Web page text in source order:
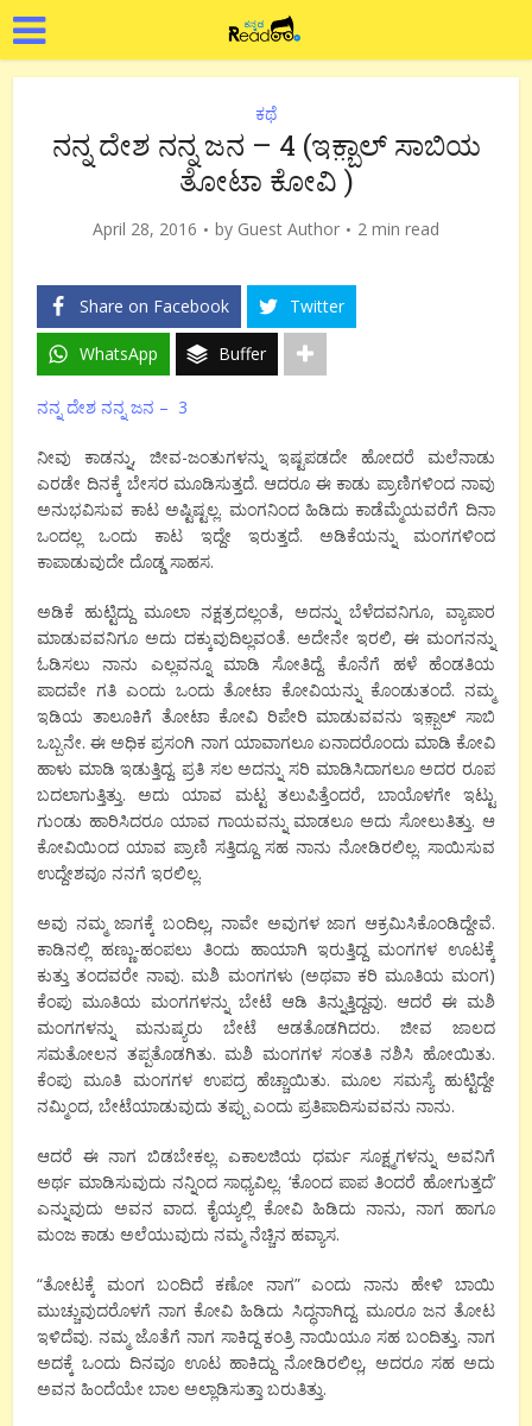
ಕಥೆ
ನನ್ನ ದೇಶ ನನ್ನ ಜನ – 4 (ಇಕ಼್ಬಾಲ್ ಸಾಬಿಯ
ತೋಟಾ ಕೋವಿ )
April 28, 2016 by Guest Author 2 min read
Share on Facebook Twitter
WhatsApp Buffer
ನನ್ನ ದೇಶ ನನ್ನ ಜನ – 3
ನೀವು ಕಾಡನ್ನು, ಜೀವ-ಜಂತುಗಳನ್ನು ಇಷ್ಟಪಡದೇ ಹೋದರೆ ಮಲೆನಾಡು
ಎರಡೇ ದಿನಕ್ಕೆ ಬೇಸರ ಮೂಡಿಸುತ್ತದೆ. ಆದರೂ ಈ ಕಾಡು ಪ್ರಾಣಿಗಳಿಂದ ನಾವು
ಅನುಭವಿಸುವ ಕಾಟ ಅಷ್ಟಿಷ್ಟಲ್ಲ. ಮಂಗನಿಂದ ಹಿಡಿದು ಕಾಡೆಮ್ಮೆಯವರೆಗೆ ದಿನಾ
ಒಂದಲ್ಲ ಒಂದು ಕಾಟ ಇದ್ದೇ ಇರುತ್ತದೆ. ಅಡಿಕೆಯನ್ನು ಮಂಗಗಳಿಂದ
ಕಾಪಾಡುವುದೇ ದೊಡ್ಡ ಸಾಹಸ.
ಅಡಿಕೆ ಹುಟ್ಟಿದ್ದು ಮೂಲಾ ನಕ್ಷತ್ರದಲ್ಲಂತೆ, ಅದನ್ನು ಬೆಳೆದವನಿಗೂ, ವ್ಯಾಪಾರ
ಮಾಡುವವನಿಗೂ ಅದು ದಕ್ಕುವುದಿಲ್ಲವಂತೆ. ಅದೇನೇ ಇರಲಿ, ಈ ಮಂಗನನ್ನು
ಓಡಿಸಲು ನಾನು ಎಲ್ಲವನ್ನೂ ಮಾಡಿ ಸೋತಿದ್ದೆ. ಕೊನೆಗೆ ಹಳೆ ಹೆಂಡತಿಯ
ಪಾದವೇ ಗತಿ ಎಂದು ಒಂದು ತೋಟಾ ಕೋವಿಯನ್ನು ಕೊಂಡುತಂದೆ. ನಮ್ಮ
ಇಡಿಯ ತಾಲೂಕಿಗೆ ತೋಟಾ ಕೋವಿ ರಿಪೇರಿ ಮಾಡುವವನು ಇಕ಼್ಬಾಲ್ ಸಾಬಿ
ಒಬ್ಬನೇ. ಈ ಅಧಿಕ ಪ್ರಸಂಗಿ ನಾಗ ಯಾವಾಗಲೂ ಏನಾದರೊಂದು ಮಾಡಿ ಕೋವಿ
ಹಾಳು ಮಾಡಿ ಇಡುತ್ತಿದ್ದ. ಪ್ರತಿ ಸಲ ಅದನ್ನು ಸರಿ ಮಾಡಿಸಿದಾಗಲೂ ಅದರ ರೂಪ
ಬದಲಾಗುತ್ತಿತ್ತು. ಅದು ಯಾವ ಮಟ್ಟ ತಲುಪಿತ್ತೆಂದರೆ, ಬಾಯೊಳಗೇ ಇಟ್ಟು
ಗುಂಡು ಹಾರಿಸಿದರೂ ಯಾವ ಗಾಯವನ್ನು ಮಾಡಲೂ ಅದು ಸೋಲುತಿತ್ತು. ಆ
ಕೋವಿಯಿಂದ ಯಾವ ಪ್ರಾಣಿ ಸತ್ತಿದ್ದೂ ಸಹ ನಾನು ನೋಡಿರಲಿಲ್ಲ. ಸಾಯಿಸುವ
ಉದ್ದೇಶವೂ ನನಗೆ ಇರಲಿಲ್ಲ.
ಅವು ನಮ್ಮ ಜಾಗಕ್ಕೆ ಬಂದಿಲ್ಲ, ನಾವೇ ಅವುಗಳ ಜಾಗ ಆಕ್ರಮಿಸಿಕೊಂಡಿದ್ದೇವೆ.
ಕಾಡಿನಲ್ಲಿ ಹಣ್ಣು-ಹಂಪಲು ತಿಂದು ಹಾಯಾಗಿ ಇರುತ್ತಿದ್ದ ಮಂಗಗಳ ಊಟಕ್ಕೆ
ಕುತ್ತು ತಂದವರೇ ನಾವು. ಮಶಿ ಮಂಗಗಳು (ಅಥವಾ ಕರಿ ಮೂತಿಯ ಮಂಗ)
ಕೆಂಪು ಮೂತಿಯ ಮಂಗಗಳನ್ನು ಬೇಟೆ ಆಡಿ ತಿನ್ನುತ್ತಿದ್ದವು. ಆದರೆ ಈ ಮಶಿ
ಮಂಗಗಳನ್ನು ಮನುಷ್ಯರು ಬೇಟೆ ಆಡತೊಡಗಿದರು. ಜೀವ ಜಾಲದ
ಸಮತೋಲನ ತಪ್ಪತೊಡಗಿತು. ಮಶಿ ಮಂಗಗಳ ಸಂತತಿ ನಶಿಸಿ ಹೋಯಿತು.
ಕೆಂಪು ಮೂತಿ ಮಂಗಗಳ ಉಪದ್ರ ಹೆಚ್ಚಾಯಿತು. ಮೂಲ ಸಮಸ್ಯೆ ಹುಟ್ಟಿದ್ದೇ
ನಮ್ಮಿಂದ, ಬೇಟೆಯಾಡುವುದು ತಪ್ಪು ಎಂದು ಪ್ರತಿಪಾದಿಸುವವನು ನಾನು.
ಆದರೆ ಈ ನಾಗ ಬಿಡಬೇಕಲ್ಲ. ಎಕಾಲಜಿಯ ಧರ್ಮ ಸೂಕ್ಷ್ಮಗಳನ್ನು ಅವನಿಗೆ
ಅರ್ಥ ಮಾಡಿಸುವುದು ನನ್ನಿಂದ ಸಾಧ್ಯವಿಲ್ಲ. ‘ಕೊಂದ ಪಾಪ ತಿಂದರೆ ಹೋಗುತ್ತದೆ’
ಎನ್ನುವುದು ಅವನ ವಾದ. ಕೈಯ್ಯಲ್ಲಿ ಕೋವಿ ಹಿಡಿದು ನಾನು, ನಾಗ ಹಾಗೂ
ಮಂಜ ಕಾಡು ಅಲೆಯುವುದು ನಮ್ಮ ನೆಚ್ಚಿನ ಹವ್ಯಾಸ.
“ತೋಟಕ್ಕೆ ಮಂಗ ಬಂದಿದೆ ಕಣೋ ನಾಗ” ಎಂದು ನಾನು ಹೇಳಿ ಬಾಯಿ
ಮುಚ್ಚುವುದರೊಳಗೆ ನಾಗ ಕೋವಿ ಹಿಡಿದು ಸಿದ್ಧನಾಗಿದ್ದ. ಮೂರೂ ಜನ ತೋಟ
ಇಳಿದೆವು. ನಮ್ಮ ಜೊತೆಗೆ ನಾಗ ಸಾಕಿದ್ದ ಕಂತ್ರಿ ನಾಯಿಯೂ ಸಹ ಬಂದಿತ್ತು. ನಾಗ
ಅದಕ್ಕೆ ಒಂದು ದಿನವೂ ಊಟ ಹಾಕಿದ್ದು ನೋಡಿರಲಿಲ್ಲ, ಅದರೂ ಸಹ ಅದು
ಅವನ ಹಿಂದೆಯೇ ಬಾಲ ಅಲ್ಲಾಡಿಸುತ್ತಾ ಬರುತಿತ್ತು.